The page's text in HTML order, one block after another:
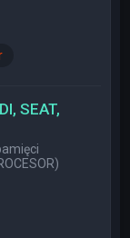
SEAT,